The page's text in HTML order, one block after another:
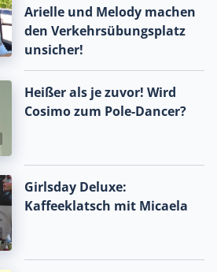
Arielle und Melody machen
den Verkehrsübungsplatz
unsicher!
Heißer als je zuvor! Wird
Cosimo zum Pole-Dancer?
Girlsday Deluxe:
Kaffeeklatsch mit Micaela